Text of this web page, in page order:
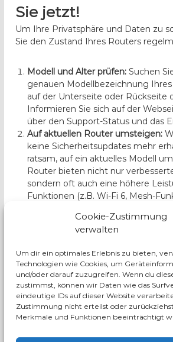
Cookie-Zustimmung
verwalten
Um dir ein optimales Erlebnis zu bieten,
Technologien wie Cookies, um
und/oder darauf zuzugreifen. Wenn du
zustimmst, können wir Daten wie das
eindeutige IDs auf dieser Website
Zustimmung nicht erteilst oder
Merkmale und Funktionen beeinträchtigt
Sie jetzt!
Um Ihre Privatsphäre und Daten zu
Sie den Zustand Ihres Routers
Modell und Alter prüfen: Suchen
genauen Modellbezeichnung
auf der Unterseite oder Rückseite
Informieren Sie sich auf der
über den Support-Status und das
Auf aktuellen Router umsteigen:
keine Sicherheitsupdates mehr
ratsam, auf ein aktuelles Modell
Router bieten nicht nur
sondern oft auch eine höhere
Funktionen (z.B. Wi-Fi 6, Mesh-
Stellen Sie sicher, dass bei Ihrem
automatischen Updates aktiviert
Starke Passwörter:Verwenden Sie
einzigartiges Passwort für Ihren
Standardpasswort!).
Ihre Sicherheit ist uns wichtig!Wenn
ob Ihr Router noch sicher ist, oder